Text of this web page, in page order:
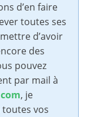
d’en faire
toutes ses
d’avoir
des
pouvez
par mail à
, je
vos